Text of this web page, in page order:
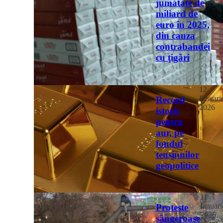
jumătate de
miliard de
euro în 2025,
din cauza
contrabandei
cu ţigări
Record
istoric
pentru
aur, pe
fondul
tensiunilor
geopolitice
12
2026
Proteste
sângeroase
11
2026